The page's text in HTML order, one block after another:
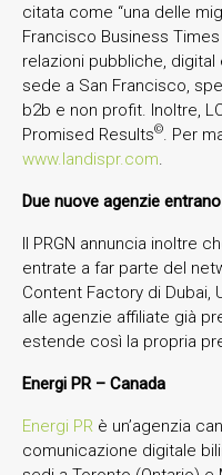
citata come “una delle
Francisco Business Times
relazioni pubbliche,
sede a San Francisco,
b2b e non profit. Inoltre,
Promised Results©. Per
www.landispr.com.
Due nuove agenzie
Il PRGN annuncia inoltre
entrate a far parte del
Content Factory di Dubai,
alle agenzie affiliate già
estende così la propria
Energi PR – Canada
Energi PR è un’agenzia
comunicazione digitale